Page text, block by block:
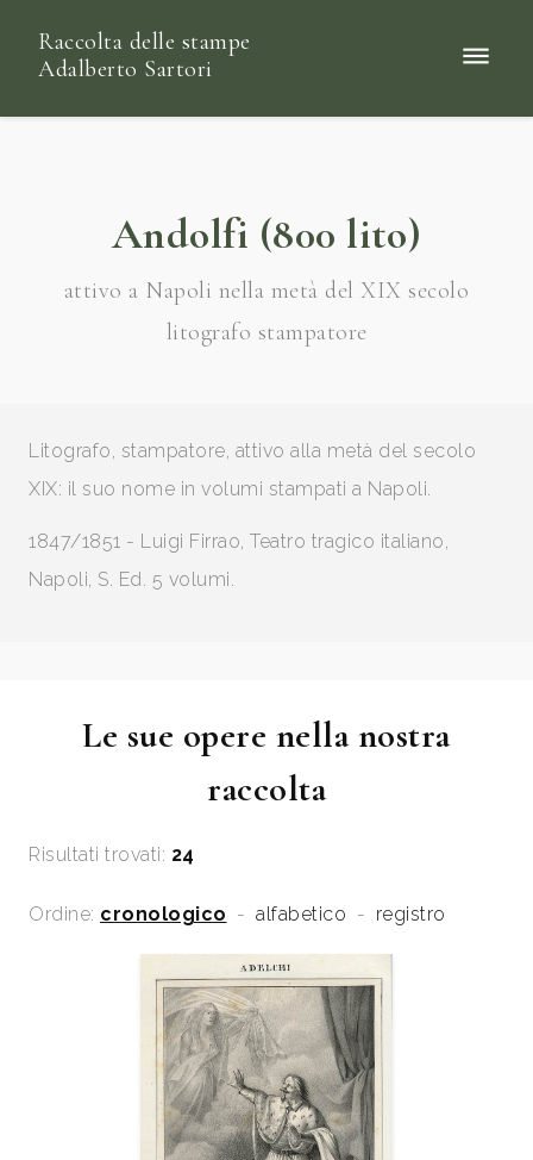
Raccolta delle stampe
Adalberto Sartori
Andolfi (800 lito)
attivo a Napoli nella metà del XIX secolo
litografo stampatore
Litografo, stampatore, attivo alla metà del secolo
XIX: il suo nome in volumi stampati a Napoli.
1847/1851 - Luigi Firrao, Teatro tragico italiano,
Napoli, S. Ed. 5 volumi.
Le sue opere nella nostra
raccolta
Risultati trovati: 24
Ordine: cronologico - alfabetico - registro